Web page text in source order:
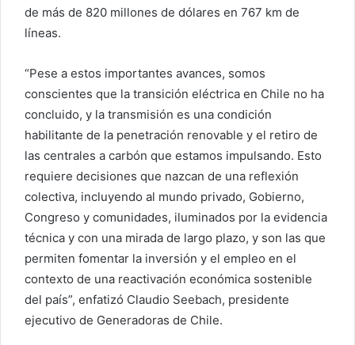
de más de 820 millones de dólares en 767 km de
líneas.
“Pese a estos importantes avances, somos
conscientes que la transición eléctrica en Chile no ha
concluido, y la transmisión es una condición
habilitante de la penetración renovable y el retiro de
las centrales a carbón que estamos impulsando. Esto
requiere decisiones que nazcan de una reflexión
colectiva, incluyendo al mundo privado, Gobierno,
Congreso y comunidades, iluminados por la evidencia
técnica y con una mirada de largo plazo, y son las que
permiten fomentar la inversión y el empleo en el
contexto de una reactivación económica sostenible
del país”, enfatizó Claudio Seebach, presidente
ejecutivo de Generadoras de Chile.